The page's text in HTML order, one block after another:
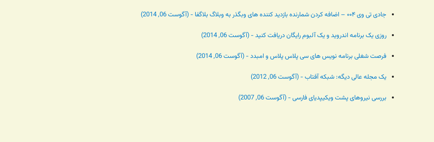
جادی تی وی ۰۰۴ – اضافه کردن شمارنده بازدید کننده های وبگذر به وبلاگ بلاگفا - (آگوست 06, 2014)
روزی یک برنامه اندروید و یک آلبوم رایگان دریافت کنید - (آگوست 06, 2014)
فرصت شغلی برنامه نویس های سی پلاس پلاس و امبدد - (آگوست 06, 2014)
یک مجله عالی دیگه: شبکه آفتاب - (آگوست 06, 2012)
بررسی نیروهای پشت ویکیپدیای فارسی - (آگوست 06, 2007)